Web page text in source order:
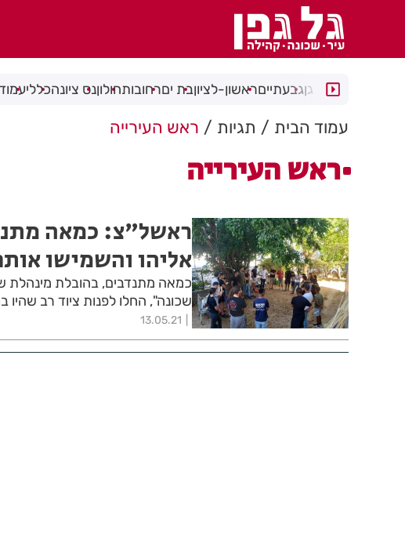
רמת גןגבעתייםראשון-לציוןבת יםרחובותחולוןנס ציונהכללי
עמוד הבית תגיות ראש העירייה
ראש העירייה
ראשל"צ: כמאה
אליהו והשמישו
כמאה מתנדבים, בהובלת מינהלת
שכונה", החלו לפנות ציוד רב
13.05.21